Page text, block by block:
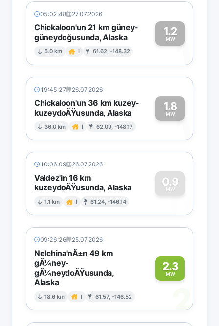
05:02:48 27.07.2026
Chickaloon'un 21 km güney-
güneydoğusunda, Alaska
5.0 km I 61.62, -148.32
1.2
MW1
19:45:27 26.07.2026
Chickaloon'un 36 km kuzey-
kuzeydoÄŸusunda, Alaska
36.0 km I 62.09, -148.17
1.8
MW1
10:06:09 26.07.2026
Valdez'in 16 km
kuzeydoÄŸusunda, Alaska
1.1 km I 61.24, -146.14
0.9
MW
0
09:26:26 25.07.2026
Nelchina'nÄ±n 49 km
gÃ¼ney-
gÃ¼neydoÄŸusunda,
Alaska
18.6 km I 61.57, -146.52
2.3
MW
2